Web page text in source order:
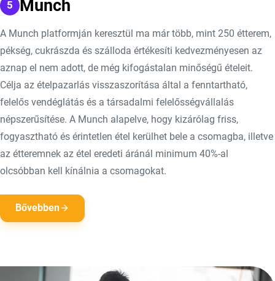
Munch
A Munch platformján keresztül ma már több, mint 250 étterem,
pékség, cukrászda és szálloda értékesíti kedvezményesen az
aznap el nem adott, de még kifogástalan minőségű ételeit.
Célja az ételpazarlás visszaszorítása által a fenntartható,
felelős vendéglátás és a társadalmi felelősségvállalás
népszerűsítése. A Munch alapelve, hogy kizárólag friss,
fogyasztható és érintetlen étel kerülhet bele a csomagba, illetve
az étteremnek az étel eredeti áránál minimum 40%-al
olcsóbban kell kínálnia a csomagokat.
Bővebben